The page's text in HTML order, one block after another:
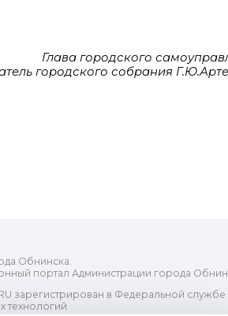
Глава городского
городского собрания
Обнинска.
портал Администрации города
зарегистрирован в Федеральной
технологий